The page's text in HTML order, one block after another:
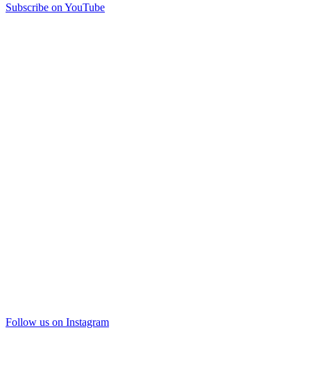
Subscribe on YouTube
Follow us on Instagram